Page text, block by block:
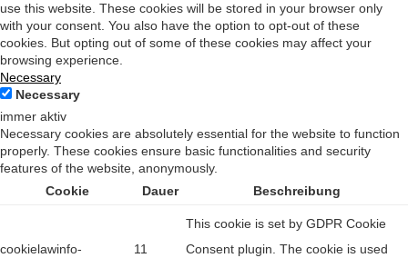
use this website. These cookies will be stored in your browser only
with your consent. You also have the option to opt-out of these
cookies. But opting out of some of these cookies may affect your
browsing experience.
Necessary
Necessary
immer aktiv
Necessary cookies are absolutely essential for the website to function
properly. These cookies ensure basic functionalities and security
features of the website, anonymously.
Cookie
Dauer Beschreibung
cookielawinfo-
11
This cookie is set by GDPR Cookie
Consent plugin. The cookie is used